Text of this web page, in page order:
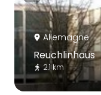
Allemagne
Reuchlinhaus
2.1 km